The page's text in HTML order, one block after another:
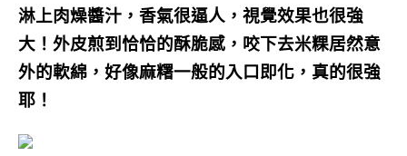
淋上肉燥醬汁，香氣很逼人，視覺效果也很強
大！外皮煎到恰恰的酥脆感，咬下去米粿居然意
外的軟綿，好像麻糬一般的入口即化，真的很強
耶！